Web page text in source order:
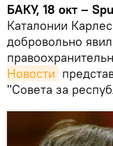
БАКУ, 18 окт –
Каталонии
добровольно
Новости
"Совета за